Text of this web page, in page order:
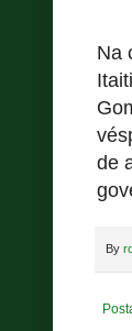
Na
de
By